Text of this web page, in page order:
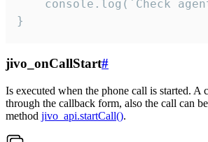
}
jivo_onCallStart#
Is executed when the phone call is started. A
through the callback form, also the call can
method jivo_api.startCall().